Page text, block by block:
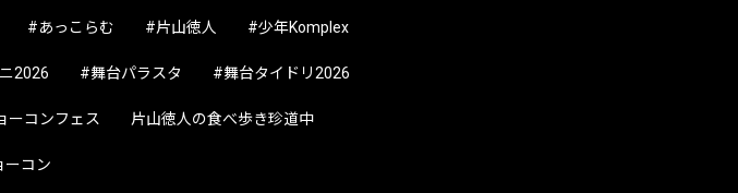
#あっこらむ #片山徳人 #少年Komplex
2026 #舞台パラスタ #舞台タイドリ2026
ーコンフェス 片山徳人の食べ歩き珍道中
ーコン